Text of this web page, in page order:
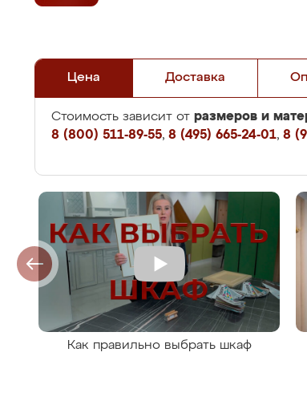
Цена Доставка
Стоимость зависит от размеров и
8 (800) 511-89-55, 8 (495) 665-24-01, 8
Как правильно выбрать шкаф